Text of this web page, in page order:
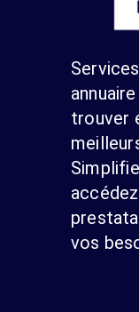
trouver
vos